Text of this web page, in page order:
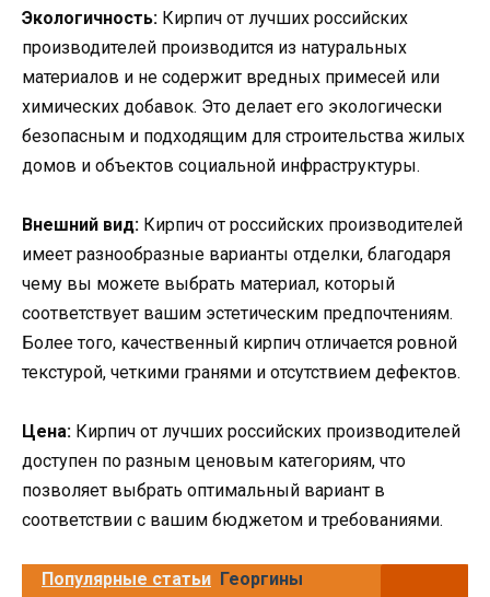
Экологичность: Кирпич от лучших российских
производителей производится из натуральных
материалов и не содержит вредных примесей или
химических добавок. Это делает его экологически
безопасным и подходящим для строительства жилых
домов и объектов социальной инфраструктуры.
Внешний вид: Кирпич от российских производителей
имеет разнообразные варианты отделки, благодаря
чему вы можете выбрать материал, который
соответствует вашим эстетическим предпочтениям.
Более того, качественный кирпич отличается ровной
текстурой, четкими гранями и отсутствием дефектов.
Цена: Кирпич от лучших российских производителей
доступен по разным ценовым категориям, что
позволяет выбрать оптимальный вариант в
соответствии с вашим бюджетом и требованиями.
Популярные статьи Георгины